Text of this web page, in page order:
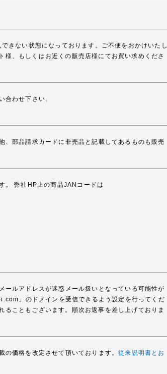
きない状態になっております。ご不便をおかけいたし
様、もしくはお近くの販売店様にてお買い求めくださ
合わせ下さい。
部品請求カードに非売品と記載してあるものも販売
。 弊社HP上の商品JANコードは
ルアドレスが迷惑メール扱いとなっている可能性が
」のドメインを受信できるよう設定を行ってくだ
こともございます。順次お返事を差し上げておりま
の価格を改定させて頂いております。従来説明書とお